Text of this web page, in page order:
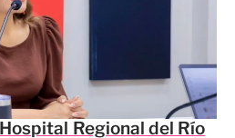
Regional del Río